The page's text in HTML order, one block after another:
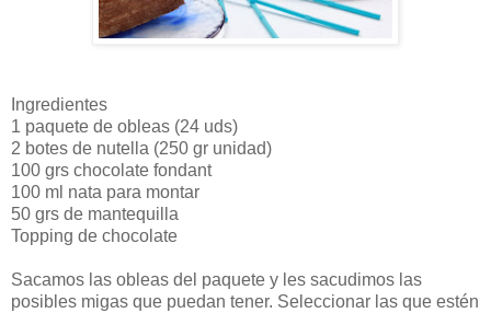
Ingredientes
1 paquete de obleas (24 uds)
2 botes de nutella (250 gr unidad)
100 grs chocolate fondant
100 ml nata para montar
50 grs de mantequilla
Topping de chocolate
Sacamos las obleas del paquete y les sacudimos las
posibles migas que puedan tener. Seleccionar las que estén